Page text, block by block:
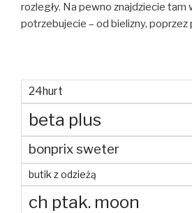
rozległy. Na pewno znajdziecie
potrzebujecie – od bielizny, poprzez
24hurt
beta plus
bonprix sweter
butik z odzieżą
ch ptak. moon